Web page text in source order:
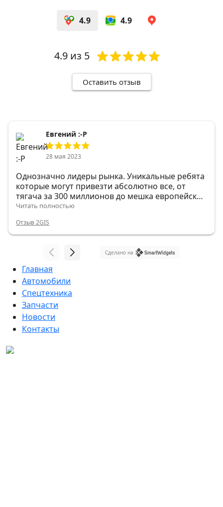
4.9 4.9
4.9из 5
Оставить отзыв
Евгений :-Р
28 мая 2023
Однозначно лидеры рынка. Уникальные ребята
которые могут привезти абсолютно все, от
тягача за 300 миллионов до мешка европейских
гвоздей.
Читать полностью
Отзыв 2GIS
Сделано на
Главная
Автомобили
Спецтехника
Запчасти
Новости
Контакты